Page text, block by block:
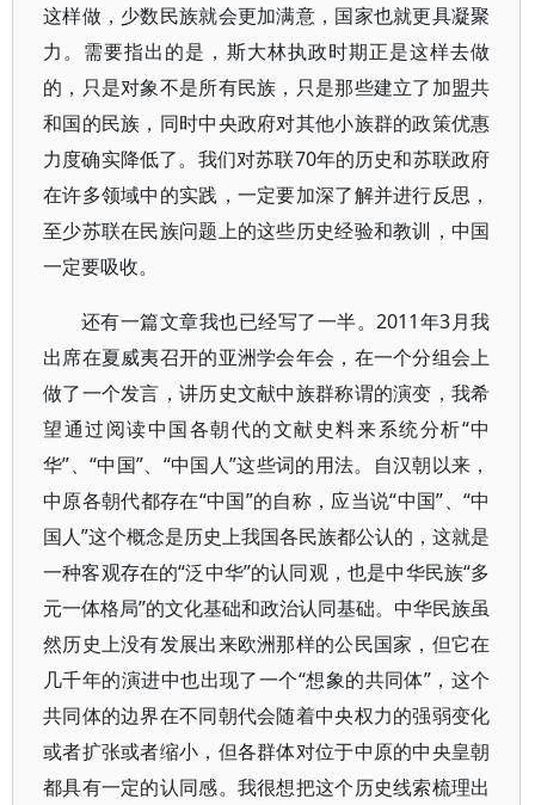
这样做，少数民族就会更加满意，国家也就更具凝聚
力。需要指出的是，斯大林执政时期正是这样去做
的，只是对象不是所有民族，只是那些建立了加盟共
和国的民族，同时中央政府对其他小族群的政策优惠
力度确实降低了。我们对苏联70年的历史和苏联政府
在许多领域中的实践，一定要加深了解并进行反思，
至少苏联在民族问题上的这些历史经验和教训，中国
一定要吸收。
还有一篇文章我也已经写了一半。2011年3月我
出席在夏威夷召开的亚洲学会年会，在一个分组会上
做了一个发言，讲历史文献中族群称谓的演变，我希
望通过阅读中国各朝代的文献史料来系统分析“中
华”、“中国”、“中国人”这些词的用法。自汉朝以来，
中原各朝代都存在“中国”的自称，应当说“中国”、“中
国人”这个概念是历史上我国各民族都公认的，这就是
一种客观存在的“泛中华”的认同观，也是中华民族“多
元一体格局”的文化基础和政治认同基础。中华民族虽
然历史上没有发展出来欧洲那样的公民国家，但它在
几千年的演进中也出现了一个“想象的共同体”，这个
共同体的边界在不同朝代会随着中央权力的强弱变化
或者扩张或者缩小，但各群体对位于中原的中央皇朝
都具有一定的认同感。我很想把这个历史线索梳理出